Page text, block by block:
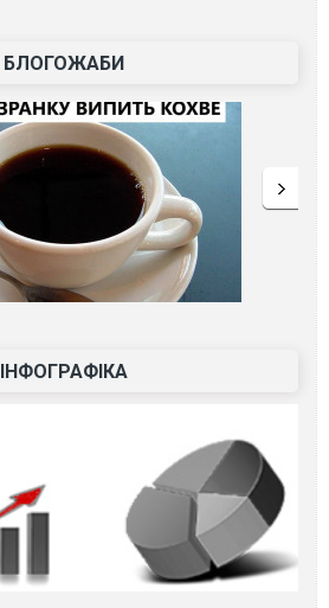
БЛОГОЖАБИ
ІНФОГРАФІКА